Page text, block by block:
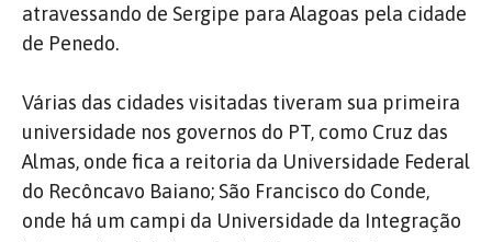
atravessando de Sergipe para Alagoas pela cidade
de Penedo.
Várias das cidades visitadas tiveram sua primeira
universidade nos governos do PT, como Cruz das
Almas, onde fica a reitoria da Universidade Federal
do Recôncavo Baiano; São Francisco do Conde,
onde há um campi da Universidade da Integração